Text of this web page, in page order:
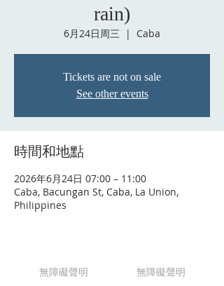
rain)
6月24日周三
  |
Caba
Tickets are not on sale
See other events
時間和地點
2026年6月24日 07:00 – 11:00
Caba, Bacungan St, Caba, La Union,
Philippines
無障礙聲明 無障礙聲明